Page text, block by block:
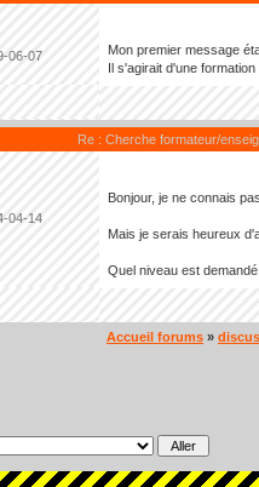
06-07
Mon premier message
Il s'agirait d'une
Re : Cherche formateur/
04-14
Bonjour, je ne connais
Mais je serais heureux
Quel niveau est
Accueil forums »